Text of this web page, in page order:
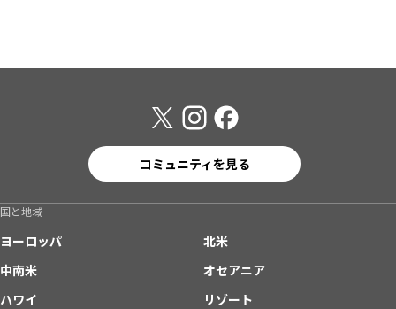
コミュニティを見る
国と地域
ヨーロッパ
北米
中南米
オセアニア
ハワイ
リゾート